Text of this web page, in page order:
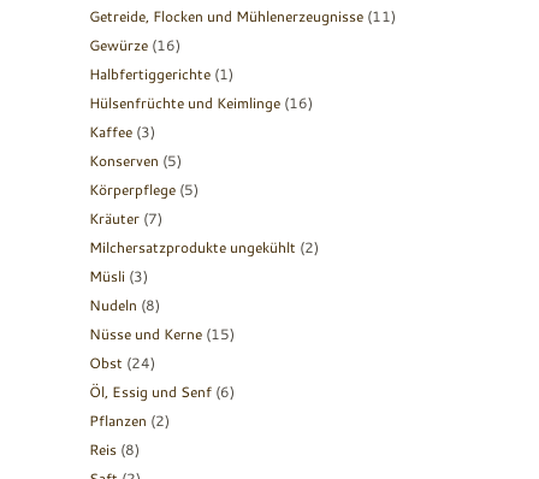
Getreide, Flocken und Mühlenerzeugnisse (11)
Gewürze (16)
Halbfertiggerichte (1)
Hülsenfrüchte und Keimlinge (16)
Kaffee (3)
Konserven (5)
Körperpflege (5)
Kräuter (7)
Milchersatzprodukte ungekühlt (2)
Müsli (3)
Nudeln (8)
Nüsse und Kerne (15)
Obst (24)
Öl, Essig und Senf (6)
Pflanzen (2)
Reis (8)